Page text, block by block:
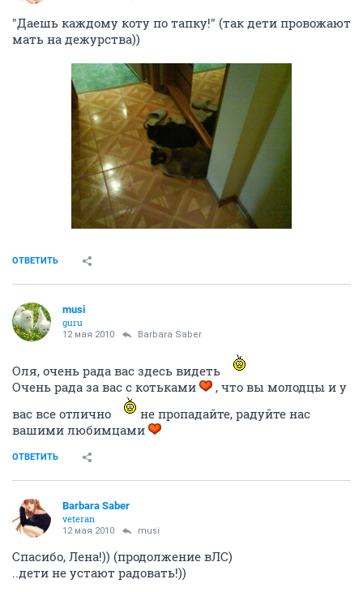
"Даешь каждому коту по тапку!" (так дети провожают
мать на дежурства))
ОТВЕТИТЬ
musi
guru
12 мая 2010 Barbara Saber
Оля, очень рада вас здесь видеть
Очень рада за вас с котьками
, что вы молодцы и у
вас все отлично
не пропадайте, радуйте нас
вашими любимцами
ОТВЕТИТЬ
Barbara Saber
veteran
12 мая 2010 musi
Спасибо, Лена!)) (продолжение вЛС)
..дети не устают радовать!))